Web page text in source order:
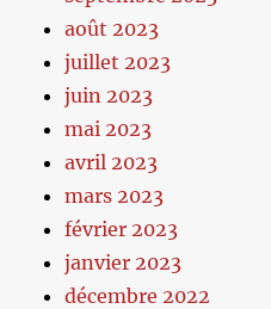
août 2023
juillet 2023
juin 2023
mai 2023
avril 2023
mars 2023
février 2023
janvier 2023
décembre 2022